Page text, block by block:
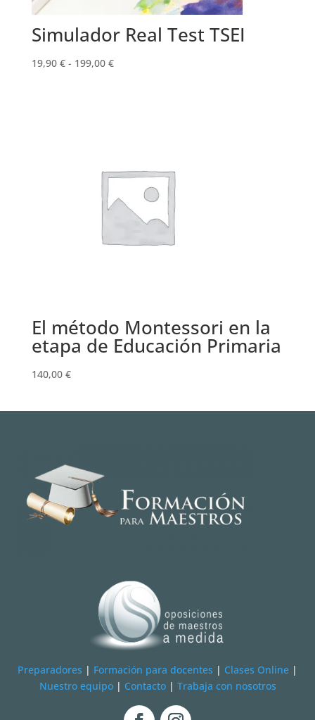
Simulador Real Test TSEI
19,90 € - 199,00 €Rango
El método Montessori en la
etapa de Educación Primaria
140,00 €
Preparadores | Formación para docentes | Clases Online |
Nuestro equipo| Contacto| Trabaja con nosotros